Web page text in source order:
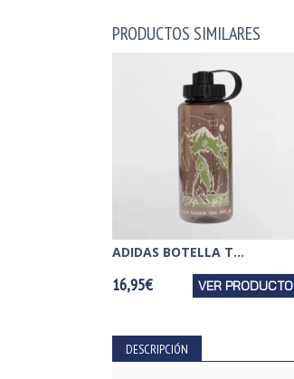
PRODUCTOS SIMILARES
ADIDAS BOTELLA T...
16,95€ VER PRODUCTO
DESCRIPCIÓN